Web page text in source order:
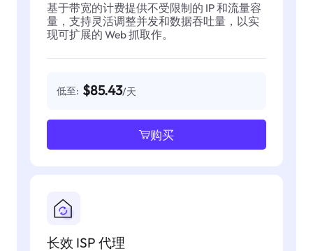
基于带宽的计费提供不受限制的 IP 和流量容
量，支持灵活调整并发和数据吞吐量，以实
现可扩展的 Web 抓取作。
低至: $85.43/天
购买
长效 ISP 代理